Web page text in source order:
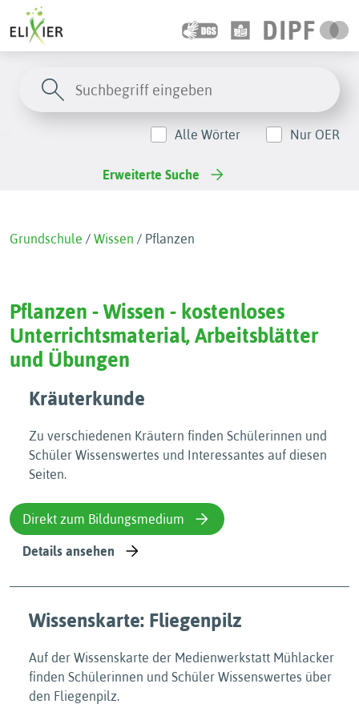
Alle Wörter Nur OER
Erweiterte Suche
Grundschule / Wissen / Pflanzen
Pflanzen - Wissen - kostenloses
Unterrichtsmaterial, Arbeitsblätter
und Übungen
Kräuterkunde
Zu verschiedenen Kräutern finden Schülerinnen und
Schüler Wissenswertes und Interessantes auf diesen
Seiten.
Direkt zum Bildungsmedium
Details ansehen
Wissenskarte: Fliegenpilz
Auf der Wissenskarte der Medienwerkstatt Mühlacker
finden Schülerinnen und Schüler Wissenswertes über
den Fliegenpilz.